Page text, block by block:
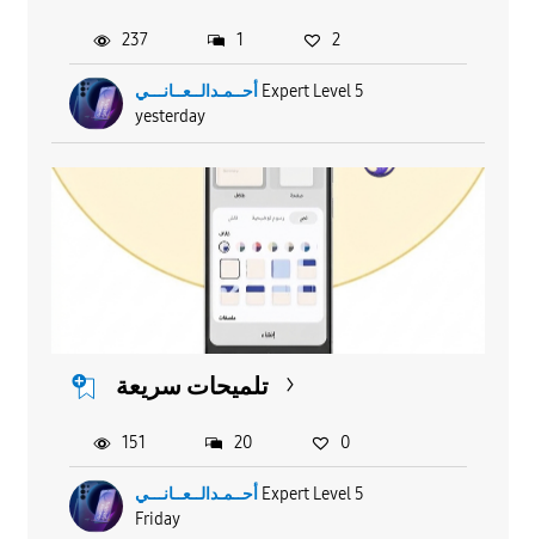
أحــمـدالــعــانـــي Expert Level 5
yesterday
237 1 2
تلميحات سريعة
أحــمـدالــعــانـــي Expert Level 5
Friday
151 20 0